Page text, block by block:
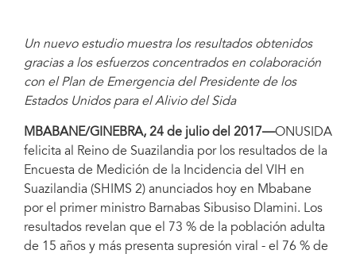
Un nuevo estudio muestra los resultados obtenidos
gracias a los esfuerzos concentrados en colaboración
con el Plan de Emergencia del Presidente de los
Estados Unidos para el Alivio del Sida
MBABANE/GINEBRA, 24 de julio del 2017—ONUSIDA
felicita al Reino de Suazilandia por los resultados de la
Encuesta de Medición de la Incidencia del VIH en
Suazilandia (SHIMS 2) anunciados hoy en Mbabane
por el primer ministro Barnabas Sibusiso Dlamini. Los
resultados revelan que el 73 % de la población adulta
de 15 años y más presenta supresión viral - el 76 % de